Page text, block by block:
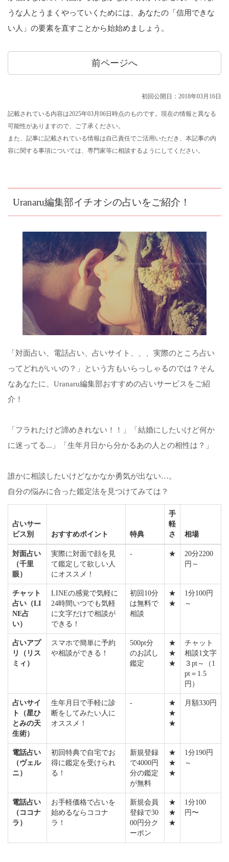
うな人とうまくやっていくためには、あなたの「信用できな
い人」の要素を直すことから始始めましょう。
前ページへ
初回公開日：2018年03月16日
記載されている内容は2025年03月06日時点のものです。現在の情報と異なる
可能性がありますので、ご了承ください。
また、記事に記載されている情報は自己責任でご活用いただき、本記事の内
容に関する事項については、専門家等に相談するようにしてください。
Uranaru編集部イチオシの占いをご紹介！
「対面占い、電話占い、占いサイト、、、実際のところ占い
ってどれがいいの？」という方もいらっしゃるのでは？そん
なあなたに、Uranaru編集部おすすめの占いサービスをご紹
介！
「フラれたけど諦めきれない！！」「結婚にしたいけど何か
に迷ってる...」「生年月日から分かるあの人との相性は？」
誰かに相談したいけどなかなか勇気が出ない…。
自分の悩みに合った鑑定法を見つけてみては？
占いサー
ビス別
おすすめポイント 特典
手
軽
さ
相場
対面占い
（千里
眼）
実際に対面で顔を見
て鑑定して欲しい人
にオススメ！
- ★
20分2200
円～
チャット
占い（LI
NE占
い）
LINEの感覚で気軽に
24時間いつでも気軽
に文字だけで相談が
できる！
初回10分
は無料で
相談
★
★
1分100円
～
占いアプ
リ（リス
ミィ）
スマホで簡単に予約
や相談ができる！
500pt分
のお試し
鑑定
★
★
★
チャット
相談1文字
３pt～（1
pt＝1.5
円）
占いサイ
ト（星ひ
とみの天
生術）
生年月日で手軽に診
断をしてみたい人に
オススメ！
-
★
★
★
月額330円
電話占い
（ヴェル
ニ）
初回特典で自宅でお
得に鑑定を受けられ
る！
新規登録
で4000円
分の鑑定
が無料
★
★
★
1分190円
～
電話占い
（ココナ
ラ）
お手軽価格で占いを
始めるならココナ
ラ！
新規会員
登録で30
00円分ク
ーポン
★
★
★
1分100
円〜